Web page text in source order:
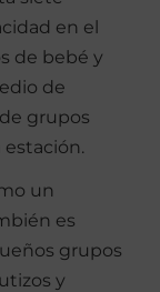
en el
de bebé y
de
grupos
estación.
un
es
grupos
y